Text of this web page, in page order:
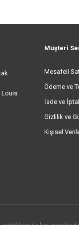
Louis
Müşteri
Mesafeli
Ödeme ve
İade ve
Gizlilik ve
Kişisel